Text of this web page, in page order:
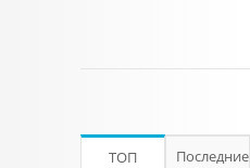
ТОП Последние